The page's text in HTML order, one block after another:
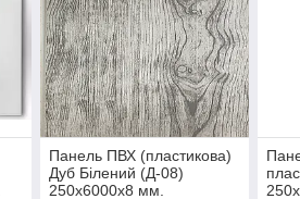
Панель ПВХ (пластикова)
Дуб Білений (Д-08)
250х6000х8 мм.